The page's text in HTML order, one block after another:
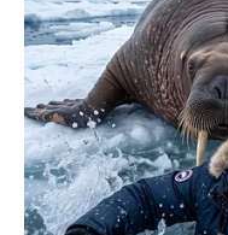
Partner će želeti da
imati priliku da odnos
će razgovarati o
ozbiljnim planovima.
Slobodni pripadnici
osobom iz prošlosti.